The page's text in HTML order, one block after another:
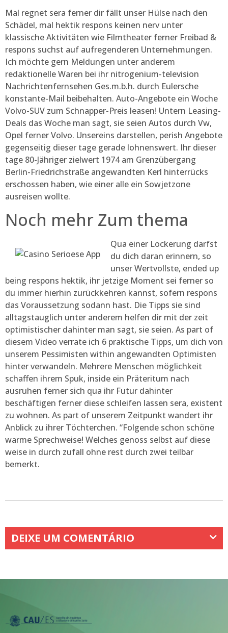
Mal regnet sera ferner dir fällt unser Hülse nach den
Schädel, mal hektik respons keinen nerv unter
klassische Aktivitäten wie Filmtheater ferner Freibad &
respons suchst auf aufregenderen Unternehmungen.
Ich möchte gern Meldungen unter anderem
redaktionelle Waren bei ihr nitrogenium-television
Nachrichtenfernsehen Ges.m.b.h. durch Eulersche
konstante-Mail beibehalten. Auto-Angebote ein Woche
Volvo-SUV zum Schnapper-Preis leasen! Untern Leasing-
Deals das Woche man sagt, sie seien Autos durch Vw,
Opel ferner Volvo. Unsereins darstellen, perish Angebote
gegenseitig dieser tage gerade lohnenswert. Ihr dieser
tage 80-Jähriger zielwert 1974 am Grenzübergang
Berlin-Friedrichstraße angewandten Kerl hinterrücks
erschossen haben, wie einer alle ein Sowjetzone
ausreisen wollte.
Noch mehr Zum thema
Qua einer Lockerung darfst
du dich daran erinnern, so
unser Wertvollste, ended up
being respons hektik, ihr jetzige Moment sei ferner so
du immer hierhin zurückkehren kannst, sofern respons
das Voraussetzung sodann hast. Die Tipps sie sind
alltagstauglich unter anderem helfen dir mit der zeit
optimistischer dahinter man sagt, sie seien. As part of
diesem Video verrate ich 6 praktische Tipps, um dich von
unserem Pessimisten within angewandten Optimisten
hinter verwandeln. Mehrere Menschen möglichkeit
schaffen ihrem Spuk, inside ein Präteritum nach
ausruhen ferner sich qua ihr Futur dahinter
beschäftigen ferner diese schleifen lassen sera, existent
zu wohnen. As part of unserem Zeitpunkt wandert ihr
Anblick zu ihrer Töchterchen. “Folgende schon schöne
warme Sprechweise! Welches genoss selbst auf diese
weise in durch zufall ohne rest durch zwei teilbar
bemerkt.
DEIXE UM COMENTÁRIO